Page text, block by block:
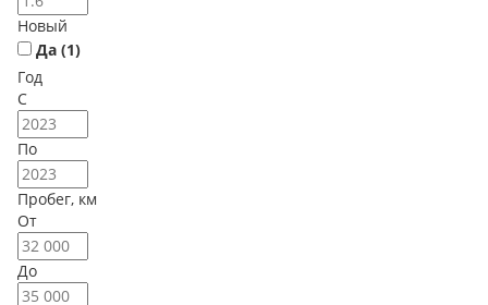
Новый
Да (1)
Год
С
По
Пробег, км
От
До